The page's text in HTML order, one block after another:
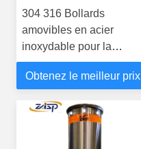
304 316 Bollards
amovibles en acier
inoxydable pour la
sécurité des piétons
Obtenez le meilleur prix